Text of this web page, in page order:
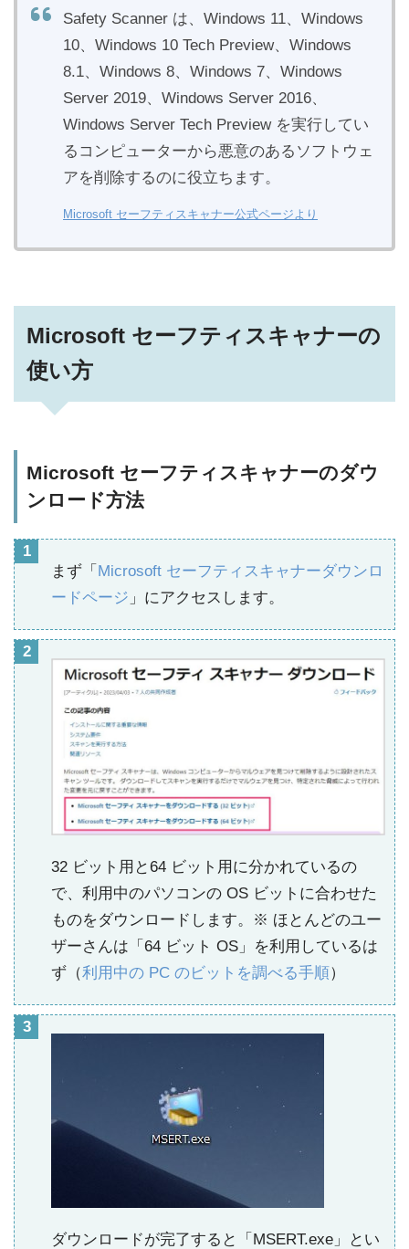
Safety Scanner は、Windows 11、Windows
10、Windows 10 Tech Preview、Windows
8.1、Windows 8、Windows 7、Windows
Server 2019、Windows Server 2016、
Windows Server Tech Preview を実行してい
るコンピューターから悪意のあるソフトウェ
アを削除するのに役立ちます。
Microsoft セーフティスキャナー公式ページより
Microsoft セーフティスキャナーの
使い方
Microsoft セーフティスキャナーのダウ
ンロード方法
まず「 Microsoft セーフティスキャナーダウンロ
ードページ 」にアクセスします。
32 ビット用と64 ビット用に分かれているの
で、利用中のパソコンの OS ビットに合わせた
ものをダウンロードします。※ ほとんどのユー
ザーさんは「64 ビット OS」を利用しているは
ず（利用中の PC のビットを調べる手順）
ダウンロードが完了すると「MSERT.exe」とい